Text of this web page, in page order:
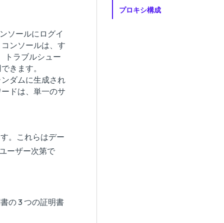
ソールにログイ
ンソールは、す
トラブルシュー
きます。
ダムに生成され
ドは、単一のサ
。これらはデー
ーザー次第で
の 3 つの証明書
プロキシ構成